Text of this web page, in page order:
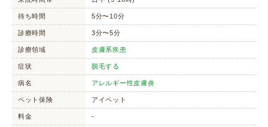
待ち時間 5分〜10分
診療時間 3分〜5分
診療領域 皮膚系疾患
症状 脱毛する
病名 アレルギー性皮膚炎
ペット保険 アイペット
料金 -